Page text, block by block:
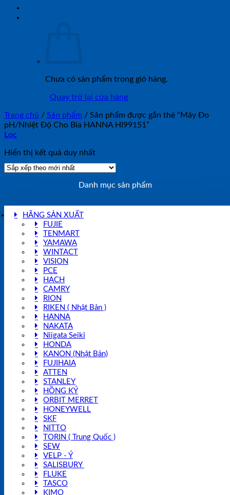
Chưa có sản phẩm trong giỏ hàng.
Quay trở lại cửa hàng
Trang chủ / Sản phẩm / Sản phẩm được gắn thẻ “Máy Đo
pH/Nhiệt Độ Cho Bia HANNA HI99151”
Lọc
Hiển thị kết quả duy nhất
Danh mục sản phẩm
HÃNG SẢN XUẤT
FUJIE
TENMART
YAMAWA
WINTACT
VISION
PCE
HACH
CAMRY
RION
RIKEN ( Nhật Bản )
HANNA
NAKATA
Niigata Seiki
HONDA
KANON (Nhật Bản)
FUJIHAIA
ATTEN
STANLEY
HỒNG KÝ
ORBIT MERRET
HONEYWELL
SKF
NITTO
TORIN ( Trung Quốc )
SEW
VELP - Ý
SALISBURY
FLUKE
TASCO
KIMO